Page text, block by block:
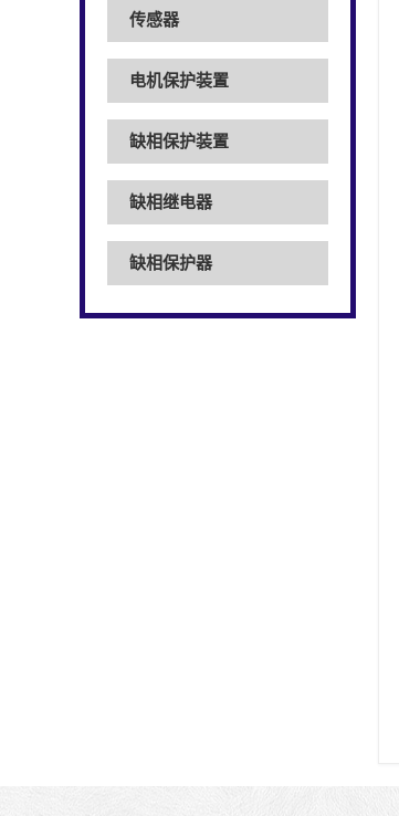
传感器
电机保护装置
缺相保护装置
缺相继电器
缺相保护器